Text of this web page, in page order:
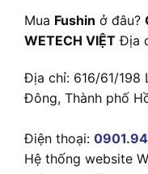
Mua Fushin ở đâu?
WETECH VIỆT Địa
Địa chỉ: 616/61/198
Đông, Thành phố
Điện thoại:
Hệ thống website